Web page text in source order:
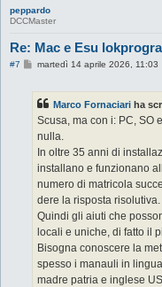
peppardo
DCCMaster
Re: Mac e Esu
#7
M
a
g
g
o
martedì 14 aprile 2026, 11:03
Marco Fornaciari ha
Scusa, ma con i: PC, SO
nulla.
In oltre 35 anni di
installano e funzionano
numero di matricola
dere la risposta risolutiva.
Quindi gli aiuti che
locali e uniche, di fatto il
Bisogna conoscere la
spesso i manauli in
madre patria e inglese